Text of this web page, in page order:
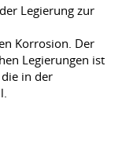
Legierung zur
Korrosion. Der
Legierungen ist
in der